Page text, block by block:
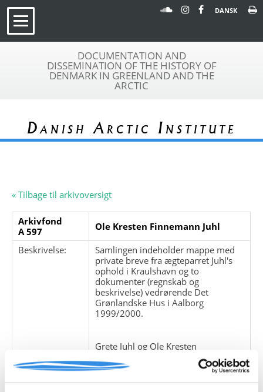
DANSK
DOCUMENTATION AND
DISSEMINATION OF THE HISTORY OF
DENMARK IN GREENLAND AND THE
ARCTIC
Danish Arctic Institute
« Tilbage til arkivoversigt
Arkivfond
A 597
Ole Kresten Finnemann Juhl
Beskrivelse:
Samlingen indeholder mappe med
private breve fra ægteparret Juhl's
ophold i Kraulshavn og to
dokumenter (regnskab og
beskrivelse) vedrørende Det
Grønlandske Hus i Aalborg
1999/2000.
Grete Juhl og Ole Kresten
Finnemann Juhl var lærere i
Kraulshavn ved Upernavik i
perioden august 1972-juni 1974 og i